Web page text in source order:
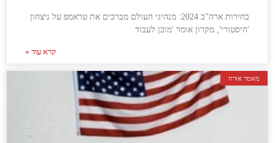
בחירות ארה"ב 2024: מנהיגי העולם מברכים את טראמפ על ניצחון
'היסטורי', מקרון אומר 'מוכן לעבוד
קרא עוד »
מאמר אורח